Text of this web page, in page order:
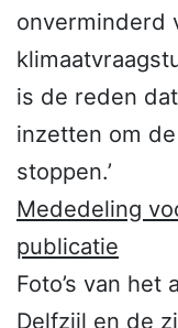
onverminderd
is de reden
inzetten om
stoppen.’
Mededeling
publicatie
Foto’s van
Delfzijl en de